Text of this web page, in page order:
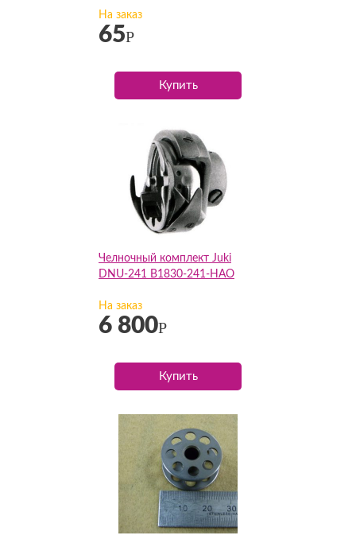
На заказ
65Р
Купить
Челночный комплект Juki
DNU-241 B1830-241-HAO
На заказ
6 800Р
Купить